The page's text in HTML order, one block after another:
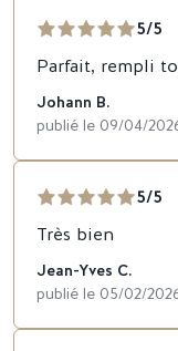
5/5
Parfait, rempli
Johann B.
publié le 09/04/
5/5
Très bien
Jean-Yves C.
publié le 05/02/